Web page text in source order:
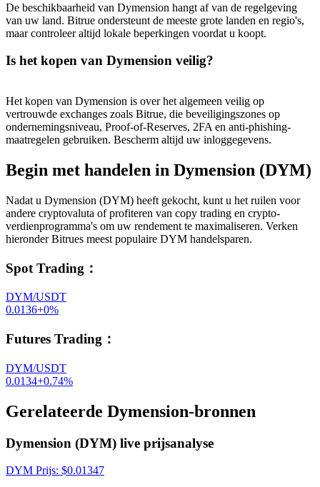
De beschikbaarheid van Dymension hangt af van de regelgeving
van uw land. Bitrue ondersteunt de meeste grote landen en regio's,
maar controleer altijd lokale beperkingen voordat u koopt.
Is het kopen van Dymension veilig?
Het kopen van Dymension is over het algemeen veilig op
vertrouwde exchanges zoals Bitrue, die beveiligingszones op
ondernemingsniveau, Proof-of-Reserves, 2FA en anti-phishing-
maatregelen gebruiken. Bescherm altijd uw inloggegevens.
Begin met handelen in Dymension (DYM)
Nadat u Dymension (DYM) heeft gekocht, kunt u het ruilen voor
andere cryptovaluta of profiteren van copy trading en crypto-
verdienprogramma's om uw rendement te maximaliseren. Verken
hieronder Bitrues meest populaire DYM handelsparen.
Spot Trading ：
DYM/USDT
0.0136+0%
Futures Trading ：
DYM/USDT
0.0134+0.74%
Gerelateerde Dymension-bronnen
Dymension (DYM) live prijsanalyse
DYM Prijs: $0.01347